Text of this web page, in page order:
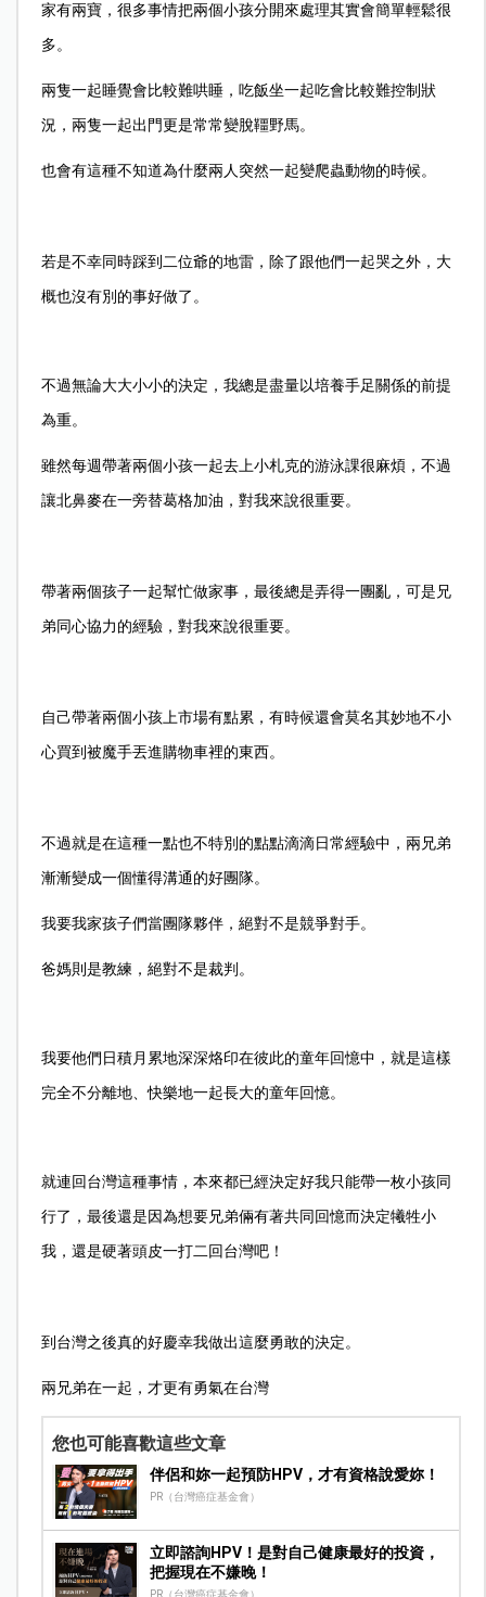
家有兩寶，很多事情把兩個小孩分開來處理其實會簡單輕鬆很
多。
兩隻一起睡覺會比較難哄睡，吃飯坐一起吃會比較難控制狀
況，兩隻一起出門更是常常變脫韁野馬。
也會有這種不知道為什麼兩人突然一起變爬蟲動物的時候。
若是不幸同時踩到二位爺的地雷，除了跟他們一起哭之外，大
概也沒有別的事好做了。
不過無論大大小小的決定，我總是盡量以培養手足關係的前提
為重。
雖然每週帶著兩個小孩一起去上小札克的游泳課很麻煩，不過
讓北鼻麥在一旁替葛格加油，對我來說很重要。
帶著兩個孩子一起幫忙做家事，最後總是弄得一團亂，可是兄
弟同心協力的經驗，對我來說很重要。
自己帶著兩個小孩上市場有點累，有時候還會莫名其妙地不小
心買到被魔手丟進購物車裡的東西。
不過就是在這種一點也不特別的點點滴滴日常經驗中，兩兄弟
漸漸變成一個懂得溝通的好團隊。
我要我家孩子們當團隊夥伴，絕對不是競爭對手。
爸媽則是教練，絕對不是裁判。
我要他們日積月累地深深烙印在彼此的童年回憶中，就是這樣
完全不分離地、快樂地一起長大的童年回憶。
就連回台灣這種事情，本來都已經決定好我只能帶一枚小孩同
行了，最後還是因為想要兄弟倆有著共同回憶而決定犧牲小
我，還是硬著頭皮一打二回台灣吧！
到台灣之後真的好慶幸我做出這麼勇敢的決定。
兩兄弟在一起，才更有勇氣在台灣
您也可能喜歡這些文章
伴侶和妳一起預防HPV，才有資格說愛妳！
PR（台灣癌症基金會）
立即諮詢HPV！是對自己健康最好的投資，
把握現在不嫌晚！
PR（台灣癌症基金會）